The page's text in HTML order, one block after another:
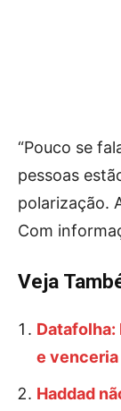
“Pouco se
pessoas
polarização.
Com
Veja
Datafolha:
e venceria
Haddad